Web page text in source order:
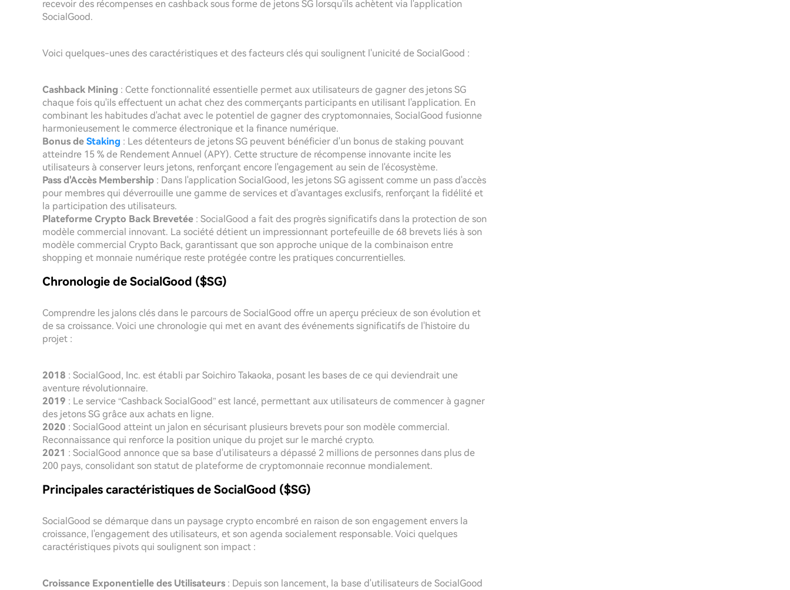
recevoir des récompenses en cashback sous forme de jetons SG lorsqu'ils achètent via l'application
SocialGood.
Voici quelques-unes des caractéristiques et des facteurs clés qui soulignent l'unicité de SocialGood :
Cashback Mining : Cette fonctionnalité essentielle permet aux utilisateurs de gagner des jetons SG
chaque fois qu'ils effectuent un achat chez des commerçants participants en utilisant l'application. En
combinant les habitudes d'achat avec le potentiel de gagner des cryptomonnaies, SocialGood fusionne
harmonieusement le commerce électronique et la finance numérique.
Bonus de Staking : Les détenteurs de jetons SG peuvent bénéficier d'un bonus de staking pouvant
atteindre 15 % de Rendement Annuel (APY). Cette structure de récompense innovante incite les
utilisateurs à conserver leurs jetons, renforçant encore l'engagement au sein de l'écosystème.
Pass d'Accès Membership : Dans l'application SocialGood, les jetons SG agissent comme un pass d'accès
pour membres qui déverrouille une gamme de services et d'avantages exclusifs, renforçant la fidélité et
la participation des utilisateurs.
Plateforme Crypto Back Brevetée : SocialGood a fait des progrès significatifs dans la protection de son
modèle commercial innovant. La société détient un impressionnant portefeuille de 68 brevets liés à son
modèle commercial Crypto Back, garantissant que son approche unique de la combinaison entre
shopping et monnaie numérique reste protégée contre les pratiques concurrentielles.
Chronologie de SocialGood ($SG)
Comprendre les jalons clés dans le parcours de SocialGood offre un aperçu précieux de son évolution et
de sa croissance. Voici une chronologie qui met en avant des événements significatifs de l'histoire du
projet :
2018 : SocialGood, Inc. est établi par Soichiro Takaoka, posant les bases de ce qui deviendrait une
aventure révolutionnaire.
2019 : Le service “Cashback SocialGood” est lancé, permettant aux utilisateurs de commencer à gagner
des jetons SG grâce aux achats en ligne.
2020 : SocialGood atteint un jalon en sécurisant plusieurs brevets pour son modèle commercial.
Reconnaissance qui renforce la position unique du projet sur le marché crypto.
2021 : SocialGood annonce que sa base d'utilisateurs a dépassé 2 millions de personnes dans plus de
200 pays, consolidant son statut de plateforme de cryptomonnaie reconnue mondialement.
Principales caractéristiques de SocialGood ($SG)
SocialGood se démarque dans un paysage crypto encombré en raison de son engagement envers la
croissance, l'engagement des utilisateurs, et son agenda socialement responsable. Voici quelques
caractéristiques pivots qui soulignent son impact :
Croissance Exponentielle des Utilisateurs : Depuis son lancement, la base d'utilisateurs de SocialGood